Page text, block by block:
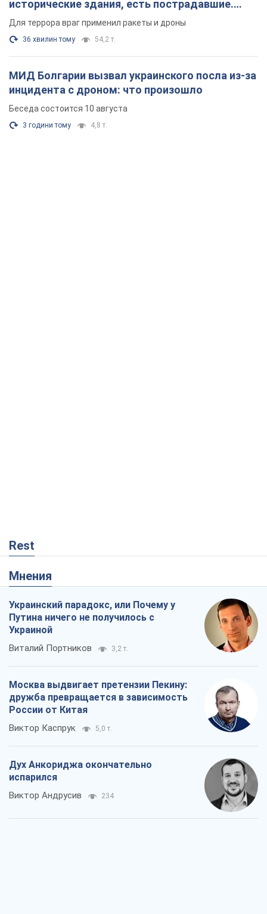
исторические здания, есть пострадавшие.
Фото и видео
Для террора враг применил ракеты и дроны
36 хвилин тому 54,2 т.
МИД Болгарии вызвал украинского посла из-за
инцидента с дроном: что произошло
Беседа состоится 10 августа
3 години тому 4,8 т.
Rest
Мнения
Украинский парадокс, или Почему у
Путина ничего не получилось с
Украиной
Виталий Портников 3,2 т.
Москва выдвигает претензии Пекину:
дружба превращается в зависимость
России от Китая
Виктор Каспрук 5,0 т.
Дух Анкориджа окончательно
испарился
Виктор Андрусив 234